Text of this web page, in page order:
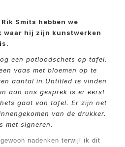
Smits hebben we
waar hij zijn kunstwerken
een potloodschets op tafel.
vaas met bloemen op te
aantal in Untitled te vinden
aan ons gesprek is er eerst
gaat van tafel. Er zijn net
van de drukker.
met signeren.
nadenken terwijl ik dit